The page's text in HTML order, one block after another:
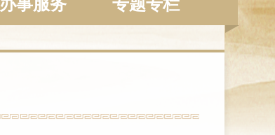
办事服务 专题专栏